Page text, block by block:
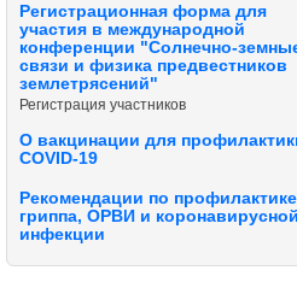
Регистрационная форма для
участия в международной
конференции "Солнечно-
связи и физика предвестников
землетрясений"
Регистрация участников
О вакцинации для
COVID-19
Рекомендации по профилактике
гриппа, ОРВИ и коронавирусной
инфекции